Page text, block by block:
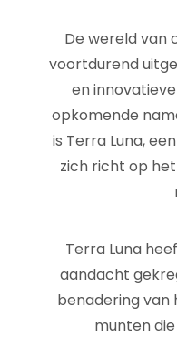
De wereld van
voortdurend
en
opkomende
is Terra Luna,
zich richt op
Terra Luna
aandacht
benadering van
munten